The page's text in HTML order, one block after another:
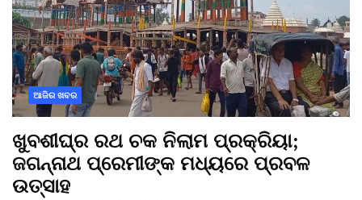
ଆଜିର ଖବର
ଖୁବଶୀଘ୍ର ରଥ ଚକ ନିଲାମ ପ୍ରକ୍ରିୟା;
ଜଗନ୍ନାଥ ପ୍ରେମୀଙ୍କ ମଧ୍ୟରେ ପ୍ରବଳ
ଉତ୍ସାହ